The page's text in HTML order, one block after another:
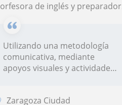
Porfesora de inglés y preparadora de exámenes cambridge.
Utilizando una metodología
comunicativa, mediante
apoyos visuales y actividades
Zaragoza Ciudad